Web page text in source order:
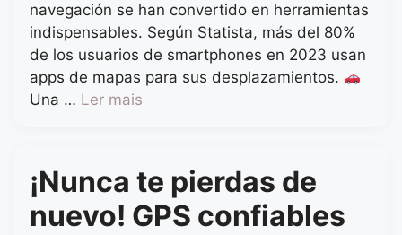
navegación se han convertido en herramientas
indispensables. Según Statista, más del 80%
de los usuarios de smartphones en 2023 usan
apps de mapas para sus desplazamientos.
Una … Ler mais
¡Nunca te pierdas de
nuevo! GPS confiables